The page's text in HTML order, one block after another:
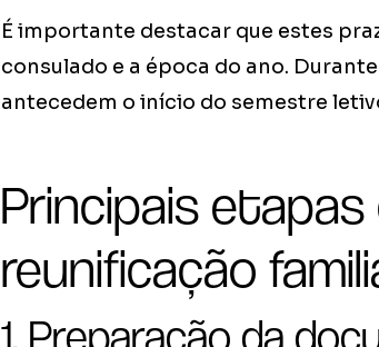
É importante destacar que estes
consulado e a época do ano.
antecedem o início do semestre
Principais
reunificação
1. Preparação da